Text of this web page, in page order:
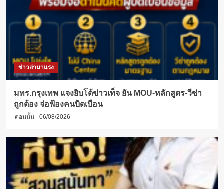
ข่าวล่ามาแรง
มทร.กรุงเทพ แจงยิบโต้ข่าวเท็จ ยัน MOU-หลักสูตร-วีซ่า
ถูกต้อง จ่อฟ้องคนบิดเบือน
ตอนนั้น 06/08/2026